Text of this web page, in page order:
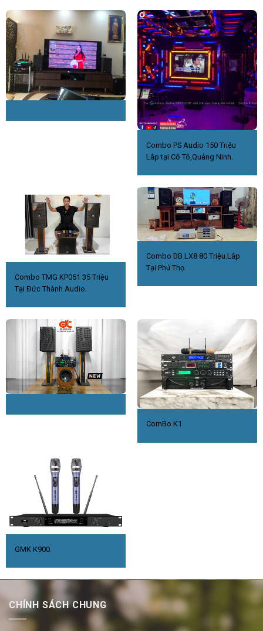
Combo PS Audio 150 Triệu
Lắp tại Cô Tô,Quảng Ninh.
Combo TMG KP051 35 Triệu
Tại Đức Thành Audio.
Combo DB LX8 80 Triệu.Lắp
Tại Phú Thọ.
ComBo K1
GMK K900
CHÍNH SÁCH CHUNG